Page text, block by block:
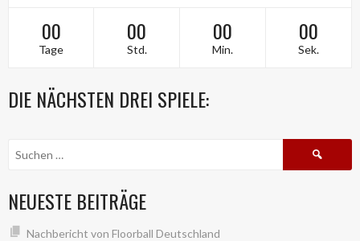
00
Tage
00
Std.
00
Min.
00
Sek.
DIE NÄCHSTEN DREI SPIELE:
Suche
NEUESTE BEITRÄGE
Nachbericht von Floorball Deutschland